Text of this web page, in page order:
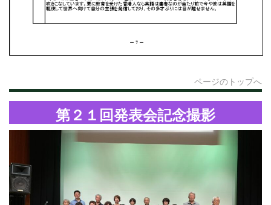
ページのトップへ
第２１回発表会記念撮影